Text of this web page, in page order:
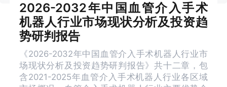
2026-2032年中国血管介入手术
机器人行业市场现状分析及投资趋
势研判报告
《2026-2032年中国血管介入手术机器人行业市
场现状分析及投资趋势研判报告》共十二章，包
含2021-2025年血管介入手术机器人行业各区域